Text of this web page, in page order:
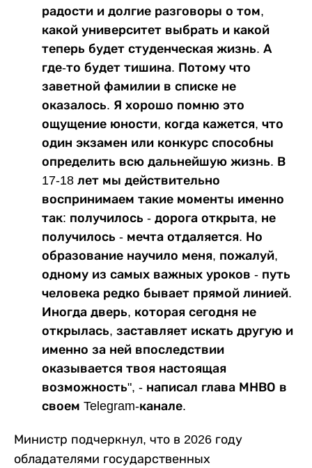
радости и долгие разговоры о том,
какой университет выбрать и какой
теперь будет студенческая жизнь. А
где-то будет тишина. Потому что
заветной фамилии в списке не
оказалось. Я хорошо помню это
ощущение юности, когда кажется, что
один экзамен или конкурс способны
определить всю дальнейшую жизнь. В
17-18 лет мы действительно
воспринимаем такие моменты именно
так: получилось - дорога открыта, не
получилось - мечта отдаляется. Но
образование научило меня, пожалуй,
одному из самых важных уроков - путь
человека редко бывает прямой линией.
Иногда дверь, которая сегодня не
открылась, заставляет искать другую и
именно за ней впоследствии
оказывается твоя настоящая
возможность", - написал глава МНВО в
своем Telegram-канале.
Министр подчеркнул, что в 2026 году
обладателями государственных